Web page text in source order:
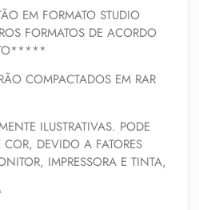
EM FORMATO STUDIO
FORMATOS DE ACORDO
COMPACTADOS EM RAR
ILUSTRATIVAS. PODE
DEVIDO A FATORES
IMPRESSORA E TINTA,